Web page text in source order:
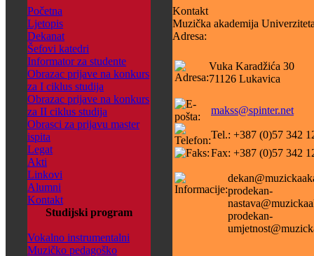
Početna
Ljetopis
Dekanat
Šefovi katedri
Informator za studente
Obrazac prijave na konkurs
za I ciklus studija
Obrazac prijave na konkurs
za II ciklus studija
Obrasci za prijavu master
ispita
Legat
Akti
Linkovi
Alumni
Kontakt
Studijski program
Vokalno instrumentalni
Muzičko pedagoško
Kontakt
Muzička akademija
Adresa:
Vuka Karadžića 30
71126 Lukavica
makss@spinter.net
Tel.: +387 (0)57 342
Fax: +387 (0)57 342
prodekan-
prodekan-